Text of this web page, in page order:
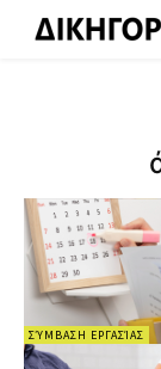
ΣΎΜΒΑΣΗ ΕΡΓΑΣΊΑΣ